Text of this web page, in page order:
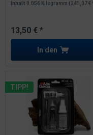
Inhalt 0.056 Kilogramm (241,07 € * / 1
13,50 € *
In den
TIPP!